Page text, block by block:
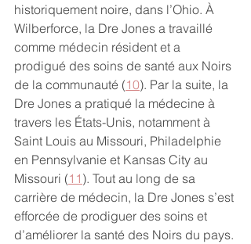
historiquement noire, dans l’Ohio. À
Wilberforce, la Dre Jones a travaillé
comme médecin résident et a
prodigué des soins de santé aux Noirs
de la communauté (10). Par la suite, la
Dre Jones a pratiqué la médecine à
travers les États-Unis, notamment à
Saint Louis au Missouri, Philadelphie
en Pennsylvanie et Kansas City au
Missouri (11 ). Tout au long de sa
carrière de médecin, la Dre Jones s’est
efforcée de prodiguer des soins et
d’améliorer la santé des Noirs du pays.